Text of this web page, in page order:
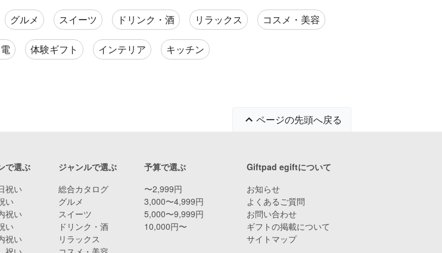
グルメ スイーツ ドリンク・酒 リラックス コスメ・美容
体験ギフト インテリア キッチン
ページの先頭へ戻る
で選ぶ
祝い
い
祝い
い
祝い
予算で選ぶ
〜2,999円
3,000〜4,999円
5,000〜9,999円
10,000円〜
ジャンルで選ぶ
総合カタログ
グルメ
スイーツ
ドリンク・酒
リラックス
Giftpad egiftについて
お知らせ
よくあるご質問
お問い合わせ
ギフトの掲載について
サイトマップ